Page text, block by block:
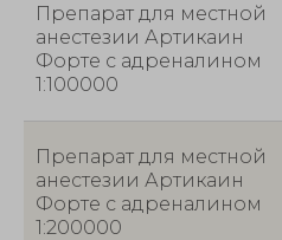
Препарат для местной
анестезии Артикаин
Форте с адреналином
1:100000
Препарат для местной
анестезии Артикаин
Форте с адреналином
1:200000